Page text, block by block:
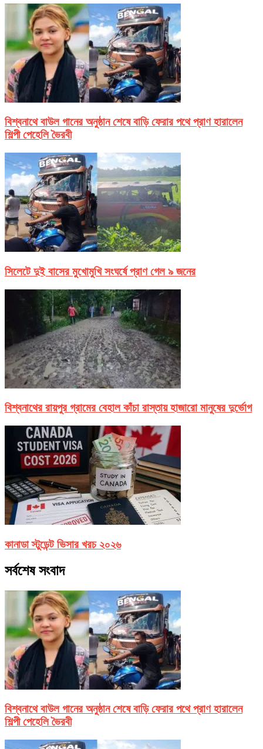
বিশ্বনাথে বাউল গানের অনুষ্ঠান শেষে বাড়ি ফেরার পথে প্রাণ হারালেন
শিল্পী পেহেলি ভৈরবী
সিলেটে দুই বাসের মুখোমুখি সংঘর্ষে প্রাণ গেল ৯ জনের
বিশ্বনাথের রায়পুর গ্রামের বেহাল কাঁচা রাস্তায় হাজারো মানুষের দুর্ভোগ
কানাডা স্টুডেন্ট ভিসার খরচ ২০২৬
সর্বশেষ সংবাদ
বিশ্বনাথে বাউল গানের অনুষ্ঠান শেষে বাড়ি ফেরার পথে প্রাণ হারালেন
শিল্পী পেহেলি ভৈরবী